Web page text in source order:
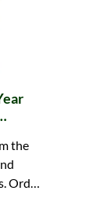
the
Order